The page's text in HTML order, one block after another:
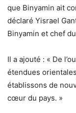
que Binyamin ait
déclaré Yisrael
Binyamin et chef
Il a ajouté : « De
étendues
établissons de
cœur du pays. »